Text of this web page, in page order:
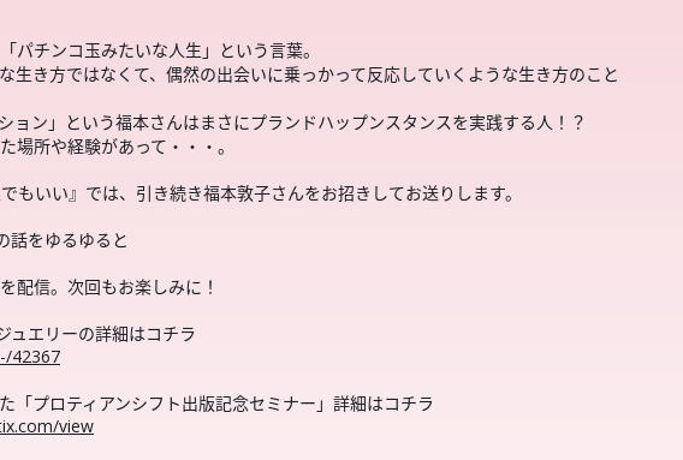
パチンコ玉みたいな人生」という言葉。
生き方ではなくて、偶然の出会いに乗っかって反応していくような生き方のこと
ョン」という福本さんはまさにプランドハップンスタンスを実践する人！？
場所や経験があって・・・。
もいい』では、引き続き福本敦子さんをお招きしてお送りします。
話をゆるゆると
配信。次回もお楽しみに！
エリーの詳細はコチラ
42367
「プロティアンシフト出版記念セミナー」詳細はコチラ
view